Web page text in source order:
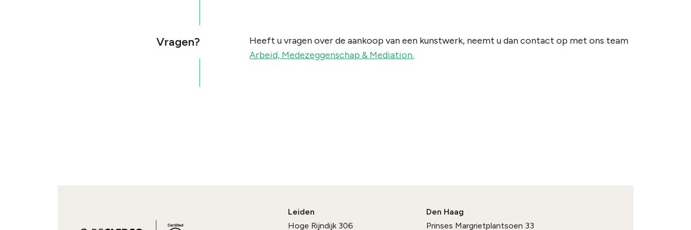
Vragen?
Heeft u vragen over de aankoop van een kunstwerk, neemt u dan contact op met ons team
Arbeid, Medezeggenschap & Mediation.
Leiden
Hoge Rijndijk 306
Den Haag
Prinses Margrietplantsoen 33